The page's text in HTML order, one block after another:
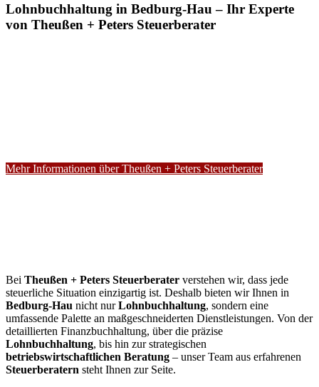
Lohnbuchhaltung in Bedburg-Hau – Ihr Experte
von Theußen + Peters Steuerberater
Mehr Informationen über Theußen + Peters Steuerberater
Bei Theußen + Peters Steuerberater verstehen wir, dass jede
steuerliche Situation einzigartig ist. Deshalb bieten wir Ihnen in
Bedburg-Hau nicht nurLohnbuchhaltung, sondern eine
umfassende Palette an maßgeschneiderten Dienstleistungen. Von der
detaillierten Finanzbuchhaltung, über die präzise
Lohnbuchhaltung, bis hin zur strategischen
betriebswirtschaftlichen Beratung – unser Team aus erfahrenen
Steuerberatern steht Ihnen zur Seite.